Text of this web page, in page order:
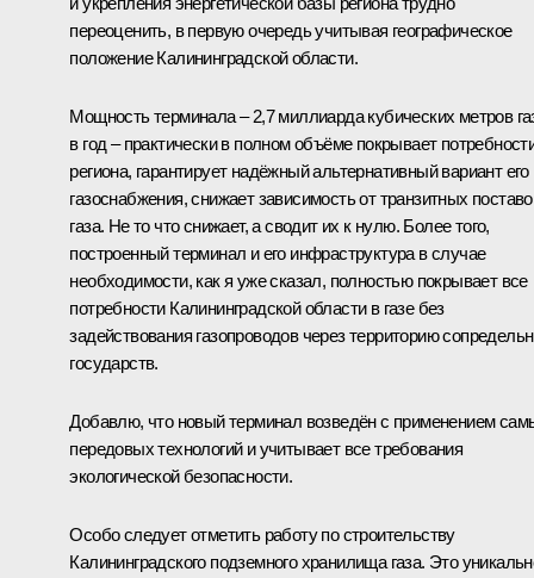
переоценить, в первую очередь учитывая географическое
положение Калининградской области.
Мощность терминала – 2,7 миллиарда кубических метров
в год – практически в полном объёме покрывает
региона, гарантирует надёжный альтернативный вариант его
газоснабжения, снижает зависимость от транзитных
газа. Не то что снижает, а сводит их к нулю. Более того,
построенный терминал и его инфраструктура в случае
необходимости, как я уже сказал, полностью покрывает все
потребности Калининградской области в газе без
задействования газопроводов через территорию
государств.
Добавлю, что новый терминал возведён с применением
передовых технологий и учитывает все требования
экологической безопасности.
Особо следует отметить работу по строительству
Калининградского подземного хранилища газа. Это